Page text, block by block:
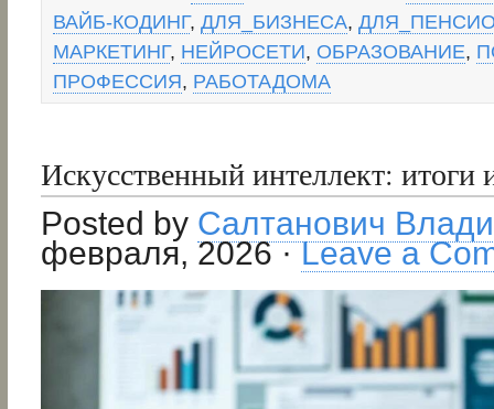
ВАЙБ-КОДИНГ, ДЛЯ_БИЗНЕСА,
МАРКЕТИНГ, НЕЙРОСЕТИ, ОБРАЗОВАНИЕ,
ПРОФЕССИЯ, РАБОТАДОМА
Искусственный интеллект: итоги
Posted by Салтанович
февраля, 2026 ·Leave a